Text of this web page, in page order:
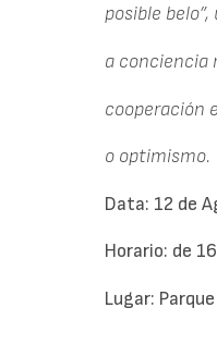
posible
a conciencia
cooperación
o optimismo.
Data: 12 de
Horario: de
Lugar: